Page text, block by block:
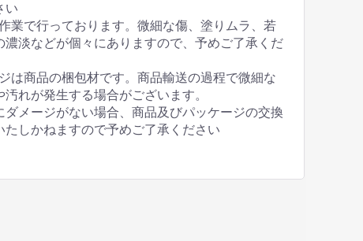
い
業で行っております。微細な傷、塗りムラ、若
濃淡などが個々にありますので、予めご了承くだ
は商品の梱包材です。商品輸送の過程で微細な
れが発生する場合がございます。
ダメージがない場合、商品及びパッケージの交換
たしかねますので予めご了承ください